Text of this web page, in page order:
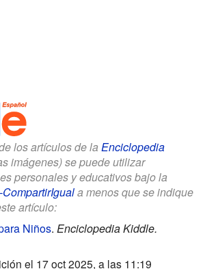
los artículos de la Enciclopedia
imágenes) se puede utilizar
personales y educativos bajo la
a menos que se indique
artículo:
Niños. Enciclopedia Kiddle.
el 17 oct 2025, a las 11:19